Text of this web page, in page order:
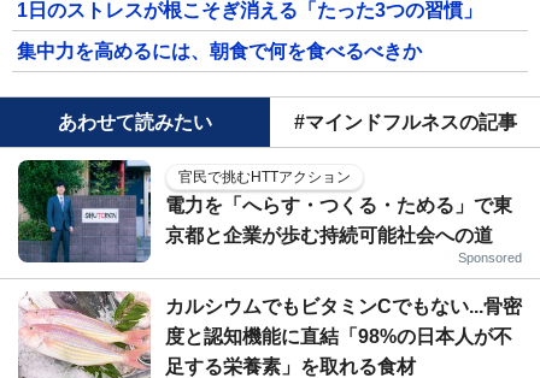
1日のストレスが根こそぎ消える「たった3つの習慣」
集中力を高めるには、朝食で何を食べるべきか
あわせて読みたい #マインドフルネスの記事
官民で挑むHTTアクション
電力を「へらす・つくる・ためる」で東
京都と企業が歩む持続可能社会への道
Sponsored
カルシウムでもビタミンCでもない...骨密
度と認知機能に直結「98%の日本人が不
足する栄養素」を取れる食材